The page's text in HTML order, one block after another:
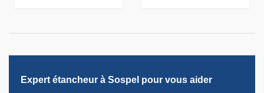
Expert étancheur à Sospel pour vous aider